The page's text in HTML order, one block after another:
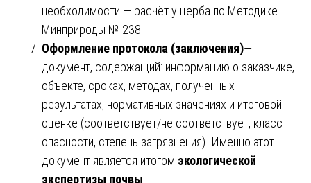
необходимости — расчёт ущерба по Методике
Минприроды № 238.
Оформление протокола (заключения)—
документ, содержащий: информацию о заказчике,
объекте, сроках, методах, полученных
результатах, нормативных значениях и итоговой
оценке (соответствует/не соответствует, класс
опасности, степень загрязнения). Именно этот
документ является итогом экологической
экспертизы почвы